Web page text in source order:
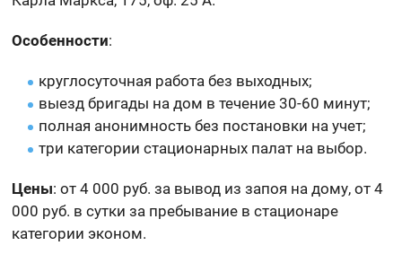
Особенности:
круглосуточная работа без выходных;
выезд бригады на дом в течение 30-60 минут;
полная анонимность без постановки на учет;
три категории стационарных палат на выбор.
Цены: от 4 000 руб. за вывод из запоя на дому, от 4
000 руб. в сутки за пребывание в стационаре
категории эконом.